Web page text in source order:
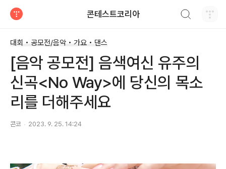
콘테스트코리아
대회 • 공모전/음악 • 가요 • 댄스
[음악 공모전] 음색여신 유주의
신곡<No Way>에 당신의 목소
리를 더해주세요
콘코 2023. 9. 25. 14:24